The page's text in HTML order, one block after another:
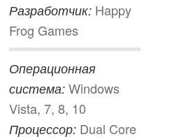
Разработчик: Happy
Frog Games
Операционная
система: Windows
Vista, 7, 8, 10
Процессор: Dual Core